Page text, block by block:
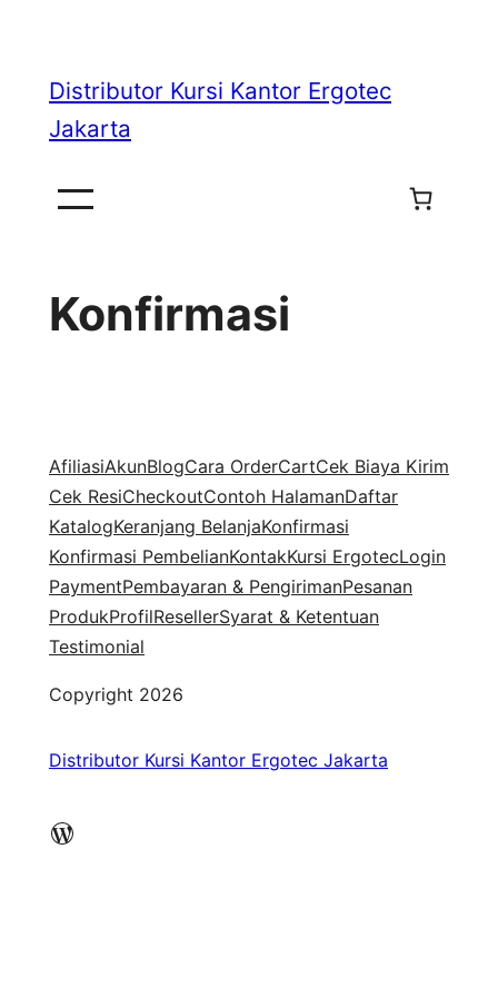
content
Distributor Kursi Kantor Ergotec
Jakarta
Konfirmasi
AfiliasiAkunBlogCara OrderCartCek Biaya Kirim
Cek ResiCheckoutContoh HalamanDaftar
KatalogKeranjang BelanjaKonfirmasi
Konfirmasi PembelianKontakKursi ErgotecLogin
PaymentPembayaran & PengirimanPesanan
ProdukProfilResellerSyarat & Ketentuan
Testimonial
Copyright 2026
Distributor Kursi Kantor Ergotec Jakarta
WordPress